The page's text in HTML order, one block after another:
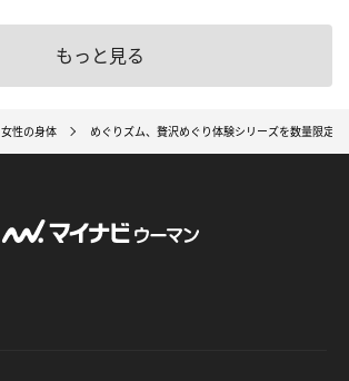
もっと見る
女性の身体 めぐりズム、贅沢めぐり体験シリーズを数量限定